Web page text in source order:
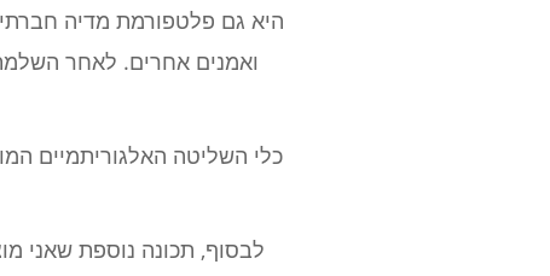
ואמנים אחרים. לאחר
כלי השליטה האלגוריתמיים
לבסוף, תכונה נוספת שאני